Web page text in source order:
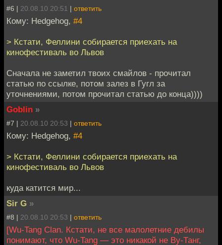
#6 | 20.08.10 20:51 | ответить
Кому: Hedgehog, #4
> Кстати, Феллини собирается приехать на
кинофестиваль во Львов
Сначала не заметил твоих смайлов - прочитал
статью по ссылке, потом залез в Гугл за
уточнениями, потом прочитал статью до конца))))
Goblin »
#7 | 20.08.10 20:53 | ответить
Кому: Hedgehog, #4
> Кстати, Феллини собирается приехать на
кинофестиваль во Львов
куда катится мир...
Sir G »
#8 | 20.08.10 20:53 | ответить
[Wu-Tang Clan. Кстати, не все малолетние дебилы
понимают, что Wu-Tang — это никакой не Ву-Танг,